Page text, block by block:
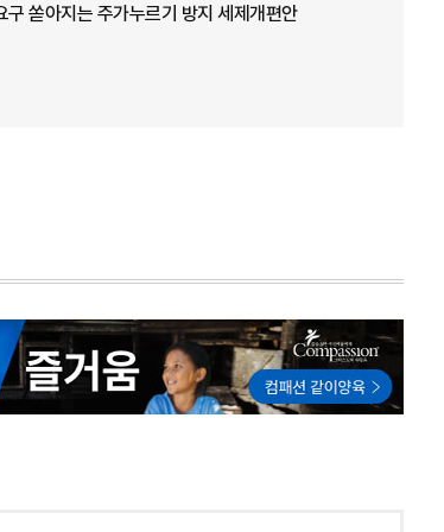
쏟아지는 주가누르기 방지 세제개편안